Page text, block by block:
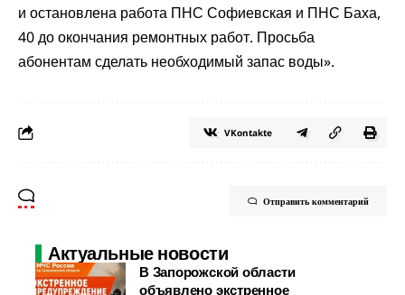
и остановлена работа ПНС Софиевская и ПНС Баха,
40 до окончания ремонтных работ. Просьба
абонентам сделать необходимый запас воды».
VKontakte
Отправить комментарий
Актуальные новости
В Запорожской области
объявлено экстренное